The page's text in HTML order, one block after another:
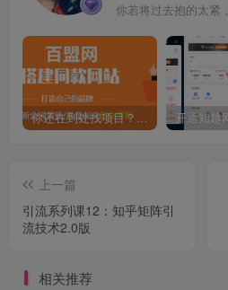
你若将过去抱的太紧
你还在到处找项目？还在当韭菜？我靠卖项目一个月收入5万+，曾经我也是个失败者。
上一篇
引流系列课12：知乎矩阵引
流技术2.0版
相关推荐